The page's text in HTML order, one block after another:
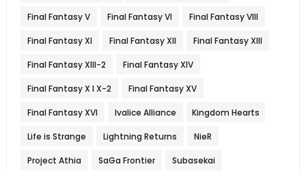
Final Fantasy V Final Fantasy VI Final Fantasy VIII
Final Fantasy XI Final Fantasy XII Final Fantasy XIII
Final Fantasy XIII-2 Final Fantasy XIV
Final Fantasy X l X-2 Final Fantasy XV
Final Fantasy XVI Ivalice Alliance Kingdom Hearts
Life is Strange Lightning Returns NieR
Project Athia SaGa Frontier Subasekai